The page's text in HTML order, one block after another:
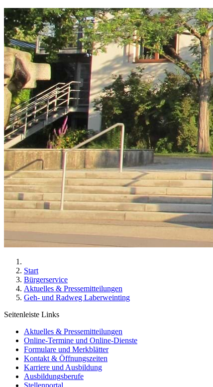
Start
Bürgerservice
Aktuelles & Pressemitteilungen
Geh- und Radweg Laberweinting
Seitenleiste Links
Aktuelles & Pressemitteilungen
Online-Termine und Online-Dienste
Formulare und Merkblätter
Kontakt & Öffnungszeiten
Karriere und Ausbildung
Ausbildungsberufe
Stellenportal